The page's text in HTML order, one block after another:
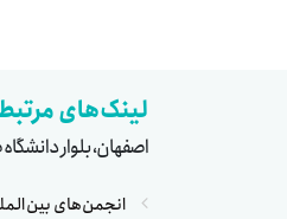
لینک‌های
اصفهان، بلوار
انجمن‌های